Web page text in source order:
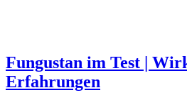
Fungustan im Test |
Erfahrungen